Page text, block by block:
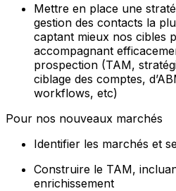
Mettre en place une
gestion des contacts la
captant mieux nos cibles
accompagnant
prospection (TAM,
ciblage des comptes,
workflows, etc)
Pour nos nouveaux marchés
Identifier les marchés et
Construire le TAM,
enrichissement